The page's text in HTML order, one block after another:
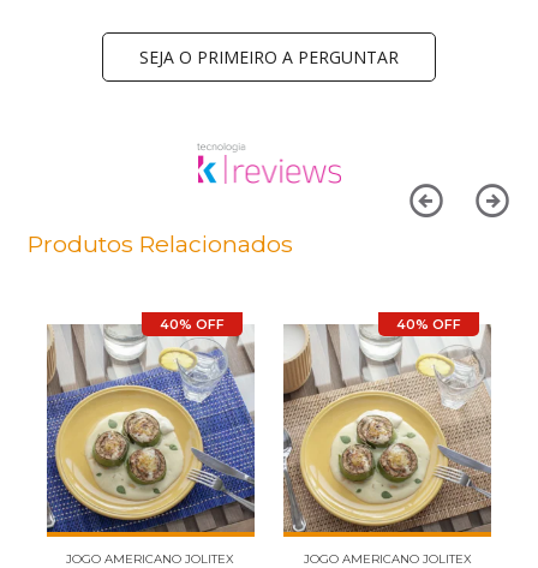
SEJA O PRIMEIRO A PERGUNTAR
Produtos Relacionados
40% OFF
JOGO AMERICANO JOLITEX
40% OFF
JOGO AMERICANO JOLITEX